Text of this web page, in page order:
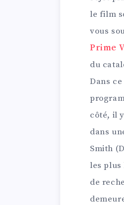
le film
vous
Prime
du
Dans
côté, il
dans
Smith
les plus
de